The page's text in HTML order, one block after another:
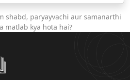
shabd, paryayvachi aur samanarthi
matlab kya hota hai?